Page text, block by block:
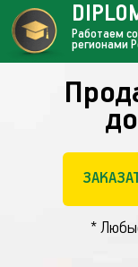
*
Работаем
регионами